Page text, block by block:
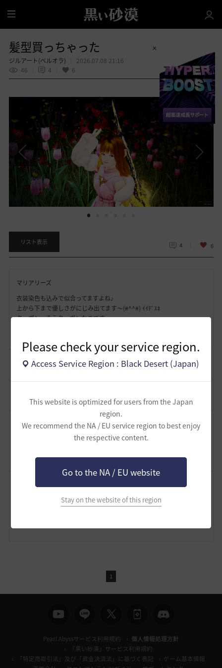
Please check your service region.
Access Service Region : Black Desert (Japan)
This website is optimized for users from the Japan
region.
We recommend the NA / EU service region to best enjoy
the respective content.
Go to the NA / EU website
Stay on the website of this region
全
体
髪型買っちゃった
ジルアート(ベルオラ)
2026.07.08 21:16
46
4 6
共有する
リスト表示 4 6
マリアリーズ
衣装染色も込みで似合ってますよね♪
上から下まで優しさがにじみ出てます～(#^^#) ｲｲﾃﾞｽﾈ
クーポン、そうクーポンなのです…
R姉さん
ジルアート
カクレルさん、やっぱりシャイはカワイイですね(*´▽｀*)
2026.07.08 22:21
カクレル
1
Pearl Abyssサービス利用規約
個人情報処理方針
「黒い砂漠」サービス利用規約
「特定商取引法」及び「資金決済法」に基づく表記
ゲーム基本情報